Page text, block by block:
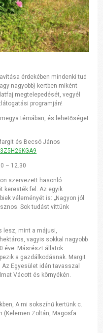
érdekében mindenki tud
nagyobb) kertben miként
megtelepedését, vegyél
programján!
témában, és lehetőséget
és Becsó János
– 12.30
szervezett hasonló
keresték fel. Az egyik
véleményét is: „Nagyon jól
Sok tudást vittünk
lesz, mint a májusi,
vagyis sokkal nagyobb
éve. Másrészt állatok
a gazdálkodásnak. Margit
Az Egyesület idén tavasszal
Vácott és környékén.
A mi sokszínű kertünk c.
(Kelemen Zoltán, Magosfa